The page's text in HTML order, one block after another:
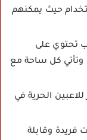
حيث يمكنهم
تحتوي على
وتأتي كل ساحة مع
الحرية في
جمع 10 شخصيات فريدة وقابلة